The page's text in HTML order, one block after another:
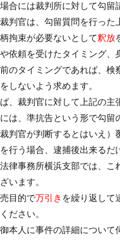
合には裁判所に対して勾留
判官は、勾留質問を行った
拘束が必要ないとして釈放
依頼を受けたタイミング、
のタイミングであれば、
しないよう求めます。
、裁判官に対して上記の主
は、準抗告という形で勾
判官が判断するとはいえ）
行う場合、逮捕後出来るだ
律事務所横浜支部では、
います。
目的で万引き を繰り返して
ださい。
本人に事件の詳細について